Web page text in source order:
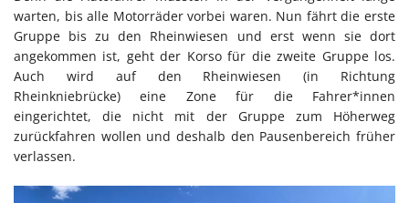
warten, bis alle Motorräder vorbei waren. Nun fährt die erste
Gruppe bis zu den Rheinwiesen und erst wenn sie dort
angekommen ist, geht der Korso für die zweite Gruppe los.
Auch wird auf den Rheinwiesen (in Richtung
Rheinkniebrücke) eine Zone für die Fahrer*innen
eingerichtet, die nicht mit der Gruppe zum Höherweg
zurückfahren wollen und deshalb den Pausenbereich früher
verlassen.